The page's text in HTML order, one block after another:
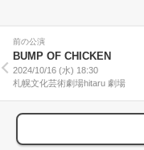
前の公演
BUMP OF CHICKEN
2024/10/16 (水) 18:30
札幌文化芸術劇場hitaru 劇場